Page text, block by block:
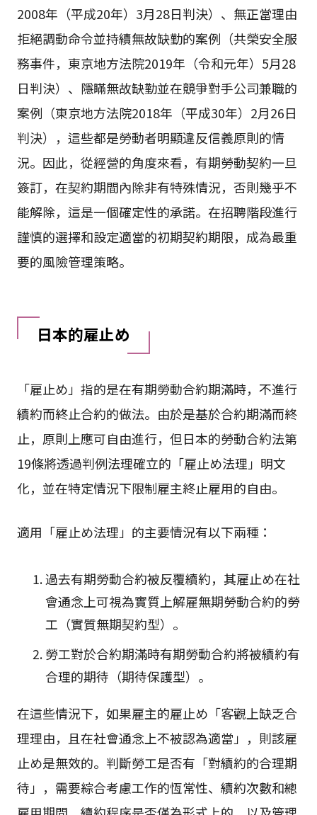
2008年（平成20年）3月28日判決）、無正當理由
拒絕調動命令並持續無故缺勤的案例（共榮安全服
務事件，東京地方法院2019年（令和元年）5月28
日判決）、隱瞞無故缺勤並在競爭對手公司兼職的
案例（東京地方法院2018年（平成30年）2月26日
判決），這些都是勞動者明顯違反信義原則的情
況。因此，從經營的角度來看，有期勞動契約一旦
簽訂，在契約期間內除非有特殊情況，否則幾乎不
能解除，這是一個確定性的承諾。在招聘階段進行
謹慎的選擇和設定適當的初期契約期限，成為最重
要的風險管理策略。
日本的雇止め
「雇止め」指的是在有期勞動合約期滿時，不進行
續約而終止合約的做法。由於是基於合約期滿而終
止，原則上應可自由進行，但日本的勞動合約法第
19條將透過判例法理確立的「雇止め法理」明文
化，並在特定情況下限制雇主終止雇用的自由。
適用「雇止め法理」的主要情況有以下兩種：
過去有期勞動合約被反覆續約，其雇止め在社
會通念上可視為實質上解雇無期勞動合約的勞
工（實質無期契約型）。
勞工對於合約期滿時有期勞動合約將被續約有
合理的期待（期待保護型）。
在這些情況下，如果雇主的雇止め「客觀上缺乏合
理理由，且在社會通念上不被認為適當」，則該雇
止め是無效的。判斷勞工是否有「對續約的合理期
待」，需要綜合考慮工作的恆常性、續約次數和總